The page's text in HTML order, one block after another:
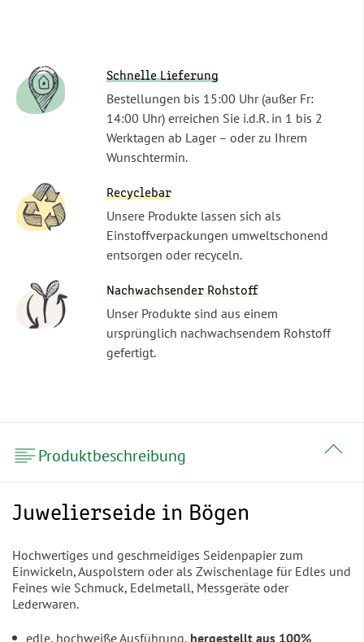
Schnelle Lieferung
Bestellungen bis 15:00 Uhr (außer Fr:
14:00 Uhr) erreichen Sie i.d.R. in 1 bis 2
Werktagen ab Lager – oder zu Ihrem
Wunschtermin.
Recyclebar
Unsere Produkte lassen sich als
Einstoffverpackungen umweltschonend
entsorgen oder recyceln.
Nachwachsender Rohstoff
Unser Produkte sind aus einem
ursprünglich nachwachsendem Rohstoff
gefertigt.
Produktbeschreibung
Juwelierseide in Bögen
Hochwertiges und geschmeidiges Seidenpapier zum
Einwickeln, Auspolstern oder als Zwischenlage für Edles und
Feines wie Schmuck, Edelmetall, Messgeräte oder
Lederwaren.
edle, hochweiße Ausführung, hergestellt aus 100%